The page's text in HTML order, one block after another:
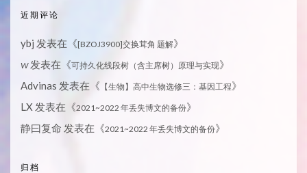
近期评论
ybj 发表在《[BZOJ3900]交换茸角 题解》
W发表在《可持久化线段树（含主席树）原理与实现》
Advinas 发表在《 【生物】高中生物选修三：基因工程》
LX 发表在《2021~2022 年丢失博文的备份》
静曰复命 发表在《2021~2022 年丢失博文的备份》
归档